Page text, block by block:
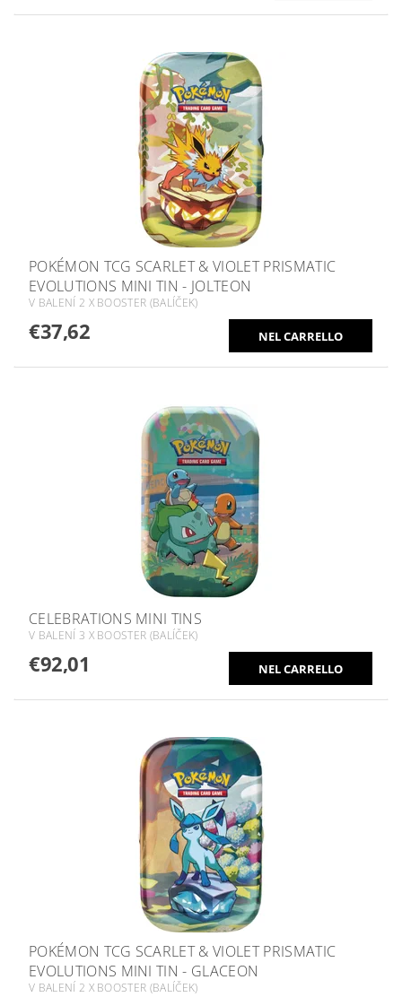
POKÉMON TCG SCARLET & VIOLET PRISMATIC
EVOLUTIONS MINI TIN - JOLTEON
V BALENÍ 2 X BOOSTER (BALÍČEK)
€37,62
CELEBRATIONS MINI TINS
V BALENÍ 3 X BOOSTER (BALÍČEK)
€92,01
POKÉMON TCG SCARLET & VIOLET PRISMATIC
EVOLUTIONS MINI TIN - GLACEON
V BALENÍ 2 X BOOSTER (BALÍČEK)